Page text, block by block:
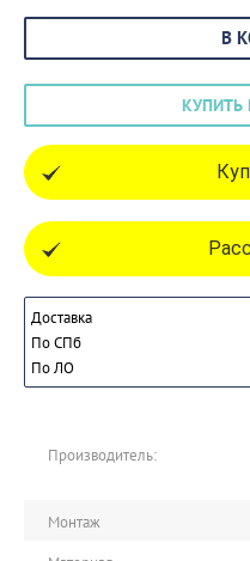
В
КУПИТЬ
Доставка
По СПб
По ЛО
Производитель:
Монтаж